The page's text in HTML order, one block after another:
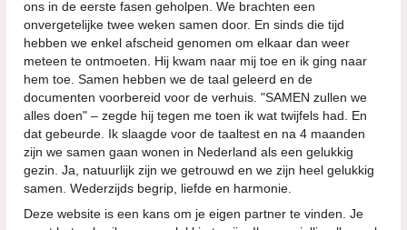
ons in de eerste fasen geholpen. We brachten een
onvergetelijke twee weken samen door. En sinds die tijd
hebben we enkel afscheid genomen om elkaar dan weer
meteen te ontmoeten. Hij kwam naar mij toe en ik ging naar
hem toe. Samen hebben we de taal geleerd en de
documenten voorbereid voor de verhuis. "SAMEN zullen we
alles doen" – zegde hij tegen me toen ik wat twijfels had. En
dat gebeurde. Ik slaagde voor de taaltest en na 4 maanden
zijn we samen gaan wonen in Nederland als een gelukkig
gezin. Ja, natuurlijk zijn we getrouwd en we zijn heel gelukkig
samen. Wederzijds begrip, liefde en harmonie.
Deze website is een kans om je eigen partner te vinden. Je